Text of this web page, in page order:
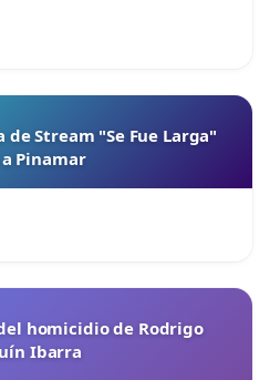
de Stream "Se Fue Larga"
Pinamar
homicidio de Rodrigo
Ibarra